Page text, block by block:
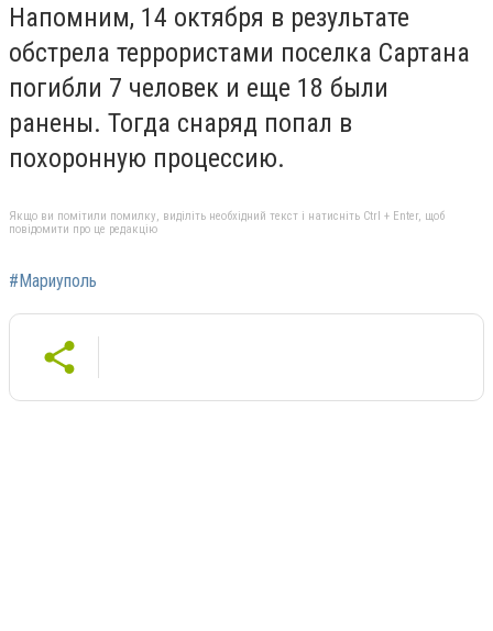
Напомним, 14 октября в результате
обстрела террористами поселка Сартана
погибли 7 человек и еще 18 были
ранены. Тогда снаряд попал в
похоронную процессию.
Якщо ви помітили помилку, виділіть необхідний текст і натисніть Ctrl + Enter, щоб
повідомити про це редакцію
#Мариуполь